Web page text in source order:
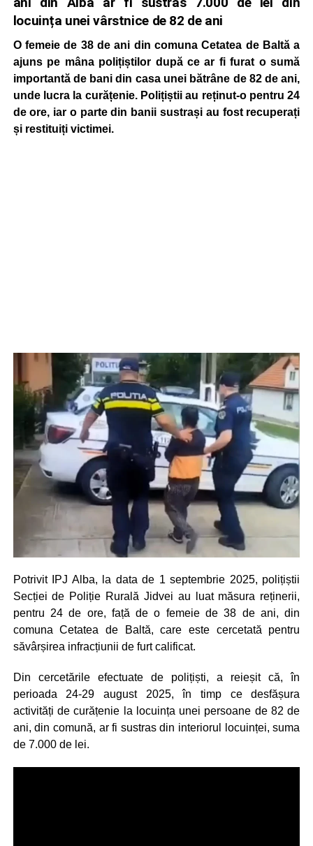
locuința unei vârstnice de 82 de ani
O femeie de 38 de ani din comuna Cetatea de Baltă a
ajuns pe mâna polițiștilor după ce ar fi furat o sumă
importantă de bani din casa unei bătrâne de 82 de ani,
unde lucra la curățenie. Polițiștii au reținut-o pentru 24
de ore, iar o parte din banii sustrași au fost recuperați
și restituiți victimei.
Potrivit IPJ Alba, la data de 1 septembrie 2025, polițiștii
Secției de Poliție Rurală Jidvei au luat măsura reținerii,
pentru 24 de ore, față de o femeie de 38 de ani, din
comuna Cetatea de Baltă, care este cercetată pentru
săvârșirea infracțiunii de furt calificat.
Din cercetările efectuate de polițiști, a reieșit că, în
perioada 24-29 august 2025, în timp ce desfășura
activități de curățenie la locuința unei persoane de 82 de
ani, din comună, ar fi sustras din interiorul locuinței, suma
de 7.000 de lei.